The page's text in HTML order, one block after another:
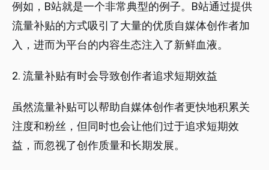
例如，B站就是一个非常典型的例子。B站通过提供
流量补贴的方式吸引了大量的优质自媒体创作者加
入，进而为平台的内容生态注入了新鲜血液。
2. 流量补贴有时会导致创作者追求短期效益
虽然流量补贴可以帮助自媒体创作者更快地积累关
注度和粉丝，但同时也会让他们过于追求短期效
益，而忽视了创作质量和长期发展。